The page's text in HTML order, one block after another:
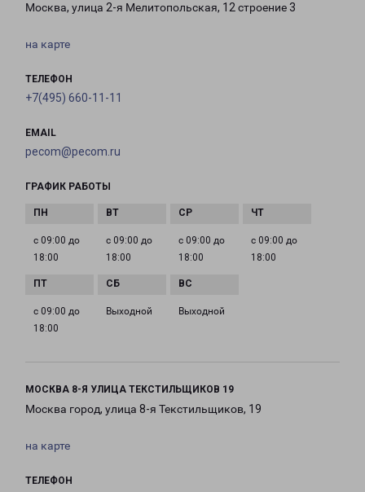
Москва, улица 2-я Мелитопольская, 12 строение 3
на карте
ТЕЛЕФОН
+7(495) 660-11-11
EMAIL
pecom@pecom.ru
ГРАФИК РАБОТЫ
с 09:00 до
18:00
с 09:00 до
18:00
с 09:00 до
18:00
с 09:00 до
18:00
с 09:00 до
18:00
Выходной Выходной
МОСКВА 8-Я УЛИЦА ТЕКСТИЛЬЩИКОВ 19
Москва город, улица 8-я Текстильщиков, 19
на карте
ТЕЛЕФОН